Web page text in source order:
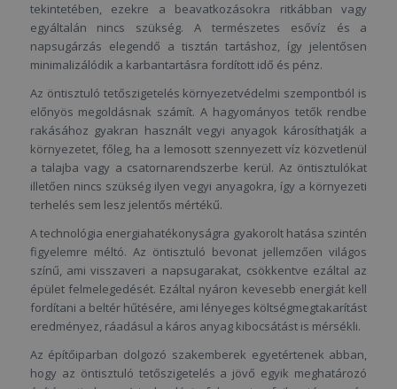
tekintetében, ezekre a beavatkozásokra ritkábban vagy
egyáltalán nincs szükség. A természetes esővíz és a
napsugárzás elegendő a tisztán tartáshoz, így jelentősen
minimalizálódik a karbantartásra fordított idő és pénz.
Az öntisztuló tetőszigetelés környezetvédelmi szempontból is
előnyös megoldásnak számít. A hagyományos tetők rendbe
rakásához gyakran használt vegyi anyagok károsíthatják a
környezetet, főleg, ha a lemosott szennyezett víz közvetlenül
a talajba vagy a csatornarendszerbe kerül. Az öntisztulókat
illetően nincs szükség ilyen vegyi anyagokra, így a környezeti
terhelés sem lesz jelentős mértékű.
A technológia energiahatékonyságra gyakorolt hatása szintén
figyelemre méltó. Az öntisztuló bevonat jellemzően világos
színű, ami visszaveri a napsugarakat, csökkentve ezáltal az
épület felmelegedését. Ezáltal nyáron kevesebb energiát kell
fordítani a beltér hűtésére, ami lényeges költségmegtakarítást
eredményez, ráadásul a káros anyag kibocsátást is mérsékli.
Az építőiparban dolgozó szakemberek egyetértenek abban,
hogy az öntisztuló tetőszigetelés a jövő egyik meghatározó